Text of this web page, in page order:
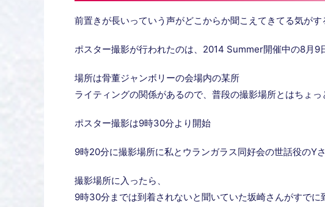
前置きが長いっていう声がどこからか聞こえてきてる気が
ポスター撮影が行われたのは、2014 Summer開催中の8月9
場所は骨董ジャンボリーの会場内の某所
ライティングの関係があるので、普段の撮影場所とはちょっ
ポスター撮影は9時30分より開始
9時20分に撮影場所に私とウランガラス同好会の世話役のY
撮影場所に入ったら、
9時30分までは到着されないと聞いていた坂崎さんがすでに